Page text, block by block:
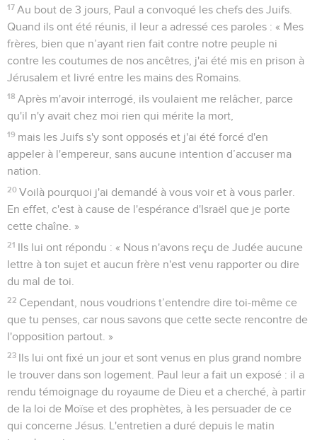
17 Au bout de 3 jours, Paul a convoqué les chefs des Juifs.
Quand ils ont été réunis, il leur a adressé ces paroles : « Mes
frères, bien que n’ayant rien fait contre notre peuple ni
contre les coutumes de nos ancêtres, j'ai été mis en prison à
Jérusalem et livré entre les mains des Romains.
18 Après m'avoir interrogé, ils voulaient me relâcher, parce
qu'il n'y avait chez moi rien qui mérite la mort,
19 mais les Juifs s'y sont opposés et j'ai été forcé d'en
appeler à l'empereur, sans aucune intention d’accuser ma
nation.
20 Voilà pourquoi j'ai demandé à vous voir et à vous parler.
En effet, c'est à cause de l'espérance d'Israël que je porte
cette chaîne. »
21 Ils lui ont répondu : « Nous n'avons reçu de Judée aucune
lettre à ton sujet et aucun frère n'est venu rapporter ou dire
du mal de toi.
22 Cependant, nous voudrions t’entendre dire toi-même ce
que tu penses, car nous savons que cette secte rencontre de
l'opposition partout. »
23 Ils lui ont fixé un jour et sont venus en plus grand nombre
le trouver dans son logement. Paul leur a fait un exposé : il a
rendu témoignage du royaume de Dieu et a cherché, à partir
de la loi de Moïse et des prophètes, à les persuader de ce
qui concerne Jésus. L'entretien a duré depuis le matin